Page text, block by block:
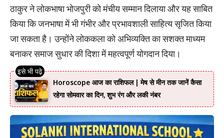
ठाकुर ने लोकभाषा भोजपुरी को मंचीय सम्मान दिलाया और यह साबित
किया कि जनभाषा में भी गंभीर और प्रभावशाली साहित्य सृजित किया
जा सकता है। उन्होंने लोककला को अभिव्यक्ति का सशक्त माध्यम
बनाकर समाज सुधार की दिशा में महत्वपूर्ण योगदान दिया।
Horoscope आज का राशिफल | मेष से मीन तक जानें कैसा
रहेगा सोमवार का दिन, शुभ रंग और लकी नंबर